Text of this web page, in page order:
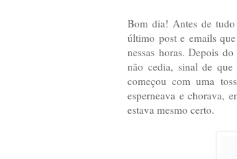
Bom dia! Antes de tudo
último post e emails
nessas horas. Depois
não cedia, sinal de que
começou com uma
esperneava e chorava,
estava mesmo certo.